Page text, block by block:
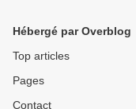
Hébergé par Overblog
Top articles
Pages
Contact